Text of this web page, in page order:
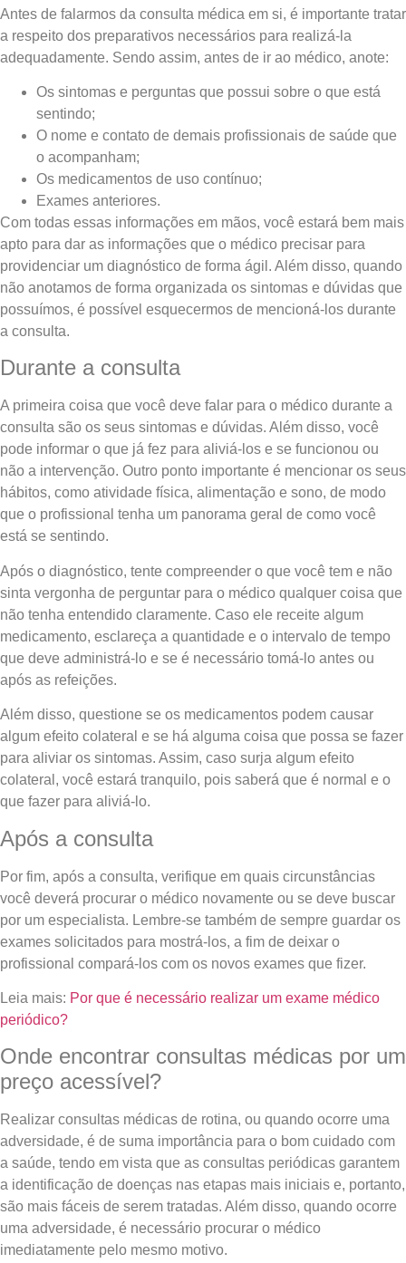
Antes de falarmos da consulta médica em si, é importante tratar
a respeito dos preparativos necessários para realizá-la
adequadamente. Sendo assim, antes de ir ao médico, anote:
Os sintomas e perguntas que possui sobre o que está
sentindo;
O nome e contato de demais profissionais de saúde que
o acompanham;
Os medicamentos de uso contínuo;
Exames anteriores.
Com todas essas informações em mãos, você estará bem mais
apto para dar as informações que o médico precisar para
providenciar um diagnóstico de forma ágil. Além disso, quando
não anotamos de forma organizada os sintomas e dúvidas que
possuímos, é possível esquecermos de mencioná-los durante
a consulta.
Durante a consulta
A primeira coisa que você deve falar para o médico durante a
consulta são os seus sintomas e dúvidas. Além disso, você
pode informar o que já fez para aliviá-los e se funcionou ou
não a intervenção. Outro ponto importante é mencionar os seus
hábitos, como atividade física, alimentação e sono, de modo
que o profissional tenha um panorama geral de como você
está se sentindo.
Após o diagnóstico, tente compreender o que você tem e não
sinta vergonha de perguntar para o médico qualquer coisa que
não tenha entendido claramente. Caso ele receite algum
medicamento, esclareça a quantidade e o intervalo de tempo
que deve administrá-lo e se é necessário tomá-lo antes ou
após as refeições.
Além disso, questione se os medicamentos podem causar
algum efeito colateral e se há alguma coisa que possa se fazer
para aliviar os sintomas. Assim, caso surja algum efeito
colateral, você estará tranquilo, pois saberá que é normal e o
que fazer para aliviá-lo.
Após a consulta
Por fim, após a consulta, verifique em quais circunstâncias
você deverá procurar o médico novamente ou se deve buscar
por um especialista. Lembre-se também de sempre guardar os
exames solicitados para mostrá-los, a fim de deixar o
profissional compará-los com os novos exames que fizer.
Leia mais: Por que é necessário realizar um exame médico
periódico?
Onde encontrar consultas médicas por um
preço acessível?
Realizar consultas médicas de rotina, ou quando ocorre uma
adversidade, é de suma importância para o bom cuidado com
a saúde, tendo em vista que as consultas periódicas garantem
a identificação de doenças nas etapas mais iniciais e, portanto,
são mais fáceis de serem tratadas. Além disso, quando ocorre
uma adversidade, é necessário procurar o médico
imediatamente pelo mesmo motivo.